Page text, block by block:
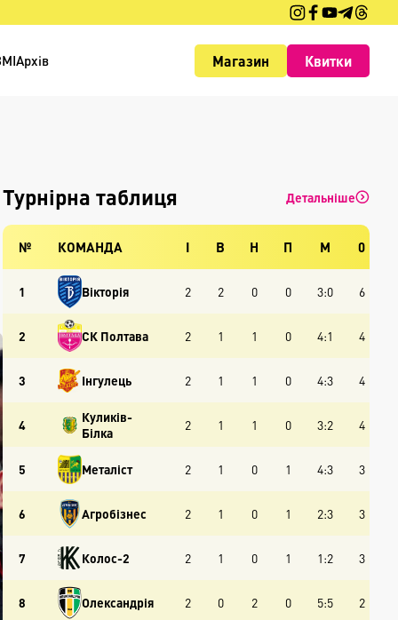
Архів Магазин Квитки
Турнірна таблиця Детальніше
№ КОМАНДА І В Н П М 0
1 Вікторія 2 2 0 0 3:0 6
2 СК Полтава 2 1 1 0 4:1 4
3 Інгулець 2 1 1 0 4:3 4
4
Куликів-
Білка
2 1 1 0 3:2 4
5 Металіст 2 1 0 1 4:3 3
6 Агробізнес 2 1 0 1 2:3 3
7 Колос-2 2 1 0 1 1:2 3
8 Олександрія 2 0 2 0 5:5 2